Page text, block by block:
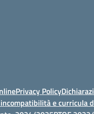
Privacy Policy
e curricula